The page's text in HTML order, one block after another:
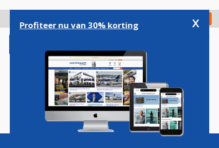
gaan
Check in
Magazine Podcasts Vacatures
Profiteer nu van 30% korting x